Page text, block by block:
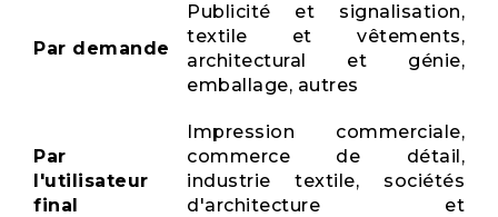
Par demande
Publicité et signalisation,
textile et vêtements,
architectural et génie,
emballage, autres
Par
l'utilisateur
final
Impression commerciale,
commerce de détail,
industrie textile, sociétés
d'architecture et